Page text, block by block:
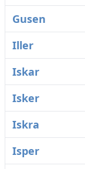
Gusen
Iller
Iskar
Isker
Iskra
Isper